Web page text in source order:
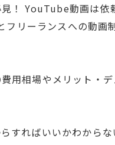
！ YouTube動画は依
フリーランスへの動画
用相場やメリット・デ
すればいいかわから